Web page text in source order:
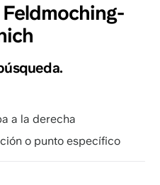
a la derecha
o punto específico